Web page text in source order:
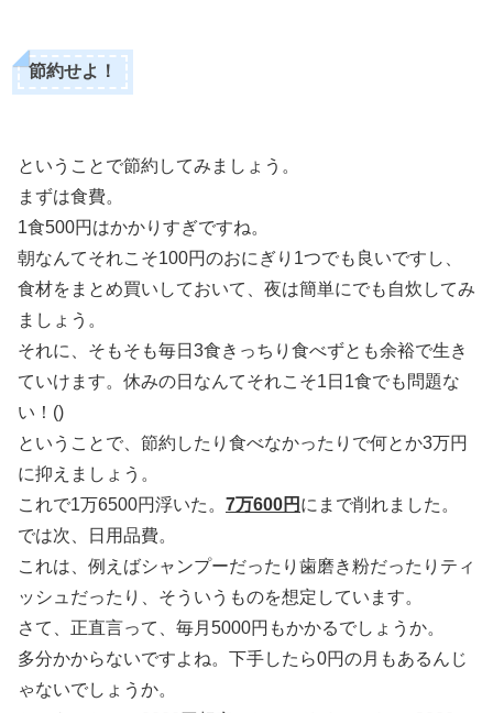
節約せよ！
ということで節約してみましょう。
まずは食費。
1食500円はかかりすぎですね。
朝なんてそれこそ100円のおにぎり1つでも良いですし、
食材をまとめ買いしておいて、夜は簡単にでも自炊してみ
ましょう。
それに、そもそも毎日3食きっちり食べずとも余裕で生き
ていけます。休みの日なんてそれこそ1日1食でも問題な
い！()
ということで、節約したり食べなかったりで何とか3万円
に抑えましょう。
これで1万6500円浮いた。 7万600円 にまで削れました。
では次、日用品費。
これは、例えばシャンプーだったり歯磨き粉だったりティ
ッシュだったり、そういうものを想定しています。
さて、正直言って、毎月5000円もかかるでしょうか。
多分かからないですよね。下手したら0円の月もあるんじ
ゃないでしょうか。